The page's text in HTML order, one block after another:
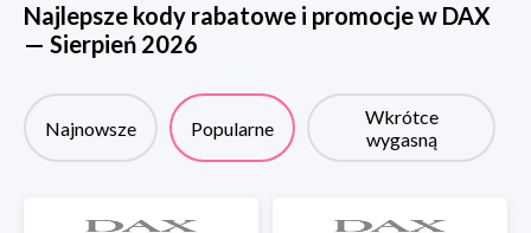
Najlepsze kody rabatowe i promocje w DAX
— Sierpień 2026
Najnowsze Popularne
Wkrótce
wygasną